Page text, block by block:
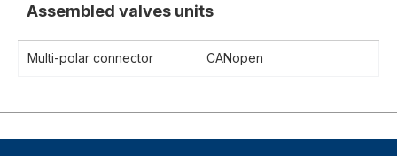
Assembled valves units
Multi-polar connector CANopen